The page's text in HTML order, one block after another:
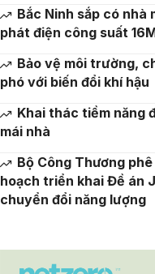
Bắc Ninh sắp có nhà
phát điện công suất
Bảo vệ môi trường,
phó với biến đổi khí hậu
Khai thác tiềm năng
mái nhà
Bộ Công Thương
hoạch triển khai Đề án
chuyển đổi năng lượng